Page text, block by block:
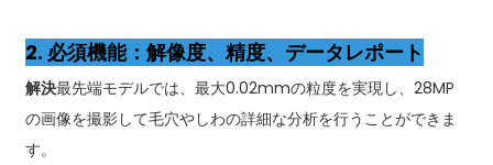
2. 必須機能：解像度、精度、データレポート
解決最先端モデルでは、最大0.02mmの粒度を実現し、28MP
の画像を撮影して毛穴やしわの詳細な分析を行うことができま
す。